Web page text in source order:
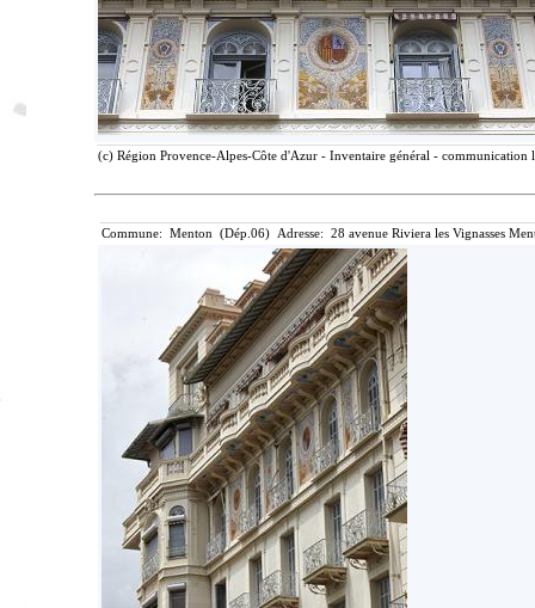
(c) Région Provence-Alpes-Côte d'Azur - Inventaire général -
Commune: Menton (Dép.06) Adresse: 28 avenue Riviera les Vignasses